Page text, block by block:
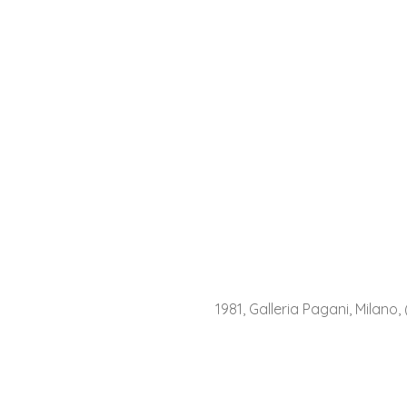
1981, Galleria Pagani,